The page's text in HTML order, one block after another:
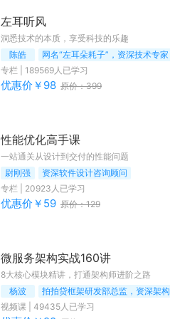
左耳听风
洞悉技术的本质，享受科技的乐趣
陈皓
网名“左耳朵耗子”，资深技术专家
专栏
189569人已学习
优惠价￥ 98 原价：399
性能优化高手课
一站通关从设计到交付的性能问题
尉刚强
资深软件设计咨询顾问
专栏
20923 人已学习
优惠价￥ 59 原价：129
微服务架构实战160讲
8大核心模块精讲，打通架构师进阶之路
杨波
拍拍贷框架研发部总监，资深架
视频课
49435人已学习